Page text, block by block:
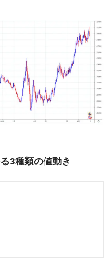
3種類の値動き